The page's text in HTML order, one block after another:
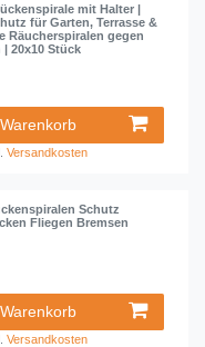
mit Halter |
für Garten, Terrasse &
Räucherspiralen gegen
| 20x10 Stück
Versandkosten
Schutz
Fliegen Bremsen
Versandkosten